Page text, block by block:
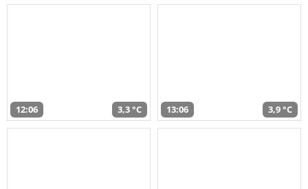
12:06 3,3 °C 13:06 3,9 °C